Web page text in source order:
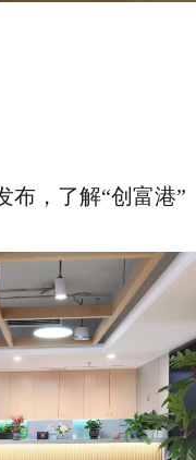
布，了解“创富港